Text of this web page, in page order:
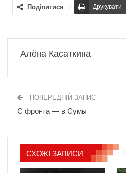
Поділитися Друкувати
Алёна Касаткина
ПОПЕРЕДНІЙ ЗАПИС
С фронта — в Сумы
СХОЖІ ЗАПИСИ